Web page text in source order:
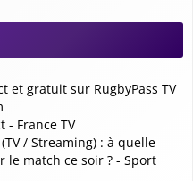
et gratuit sur RugbyPass TV
- France TV
/ Streaming) : à quelle
le match ce soir ? - Sport